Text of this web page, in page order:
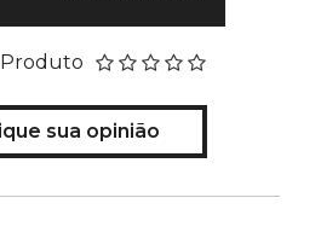
Produto
sua opinião